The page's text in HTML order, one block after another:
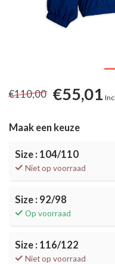
€110,00 €55,01
Maak een keuze
Size : 104/110
Niet op voorraad
Size : 92/98
Op voorraad
Size : 116/122
Niet op voorraad